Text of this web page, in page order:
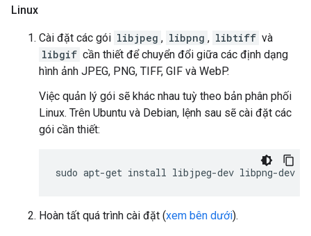
Linux
Cài đặt các gói libjpeg , libpng , libtiff và
libgif cần thiết để chuyển đổi giữa các định dạng
hình ảnh JPEG, PNG, TIFF, GIF và WebP.
Việc quản lý gói sẽ khác nhau tuỳ theo bản phân phối
Linux. Trên Ubuntu và Debian, lệnh sau sẽ cài đặt các
gói cần thiết:
sudo apt-get install libjpeg-dev libpng-dev
Hoàn tất quá trình cài đặt (xem bên dưới).